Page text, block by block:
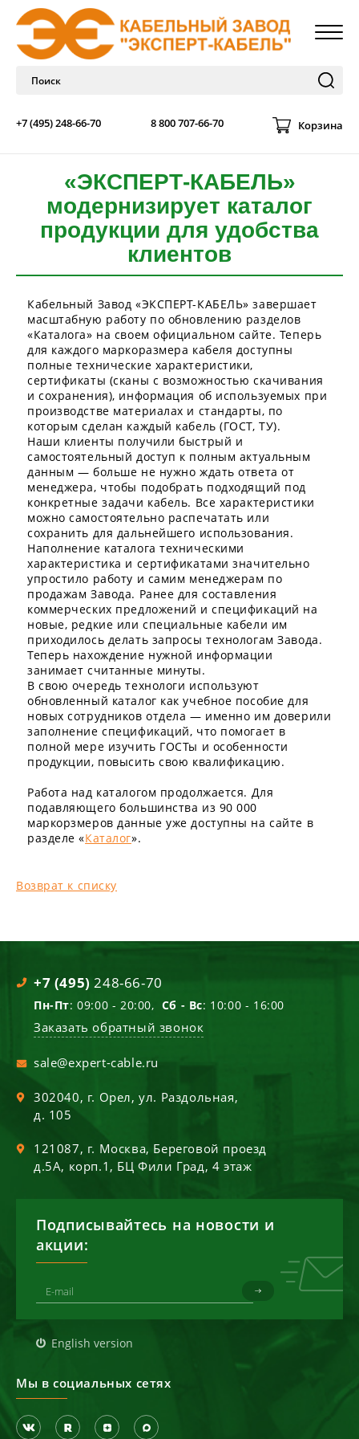
+7 (495) 248-66-70 8 800 707-66-70 Корзина
«ЭКСПЕРТ-КАБЕЛЬ»
модернизирует каталог
продукции для удобства
клиентов
Кабельный Завод «ЭКСПЕРТ-КАБЕЛЬ» завершает
масштабную работу по обновлению разделов
«Каталога» на своем официальном сайте. Теперь
для каждого маркоразмера кабеля доступны
полные технические характеристики,
сертификаты (сканы с возможностью скачивания
и сохранения), информация об используемых при
производстве материалах и стандарты, по
которым сделан каждый кабель (ГОСТ, ТУ).
Наши клиенты получили быстрый и
самостоятельный доступ к полным актуальным
данным — больше не нужно ждать ответа от
менеджера, чтобы подобрать подходящий под
конкретные задачи кабель. Все характеристики
можно самостоятельно распечатать или
сохранить для дальнейшего использования.
Наполнение каталога техническими
характеристика и сертификатами значительно
упростило работу и самим менеджерам по
продажам Завода. Ранее для составления
коммерческих предложений и спецификаций на
новые, редкие или специальные кабели им
приходилось делать запросы технологам Завода.
Теперь нахождение нужной информации
занимает считанные минуты.
В свою очередь технологи используют
обновленный каталог как учебное пособие для
новых сотрудников отдела — именно им доверили
заполнение спецификаций, что помогает в
полной мере изучить ГОСТы и особенности
продукции, повысить свою квалификацию.
Работа над каталогом продолжается. Для
подавляющего большинства из 90 000
маркорзмеров данные уже доступны на сайте в
разделе «Каталог».
Возврат к списку
+7 (495) 248-66-70
Пн-Пт: 09:00 - 20:00, Сб - Вс: 10:00 - 16:00
Заказать обратный звонок
sale@expert-cable.ru
302040, г. Орел,ул. Раздольная,
д. 105
121087, г. Москва, Береговой проезд
д.5А, корп.1, БЦ Фили Град, 4 этаж
Подписывайтесь на новости и
акции:
English version
Мы в социальных сетях